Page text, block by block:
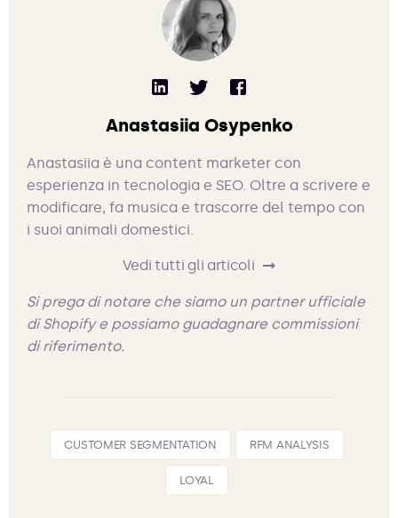
Anastasiia Osypenko
Anastasiia è una content marketer con
esperienza in tecnologia e SEO. Oltre a scrivere e
modificare, fa musica e trascorre del tempo con
i suoi animali domestici.
Vedi tutti gli articoli
Si prega di notare che siamo un partner ufficiale
di Shopify e possiamo guadagnare commissioni
di riferimento.
CUSTOMER SEGMENTATION RFM ANALYSIS
LOYAL